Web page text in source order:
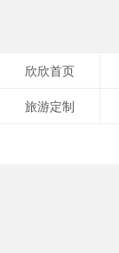
欣欣首页
旅游定制